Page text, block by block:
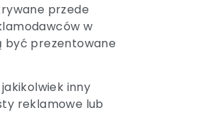
przede
w
być prezentowane
inny
reklamowe lub